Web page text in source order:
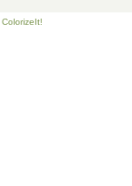
ColorizeIt!